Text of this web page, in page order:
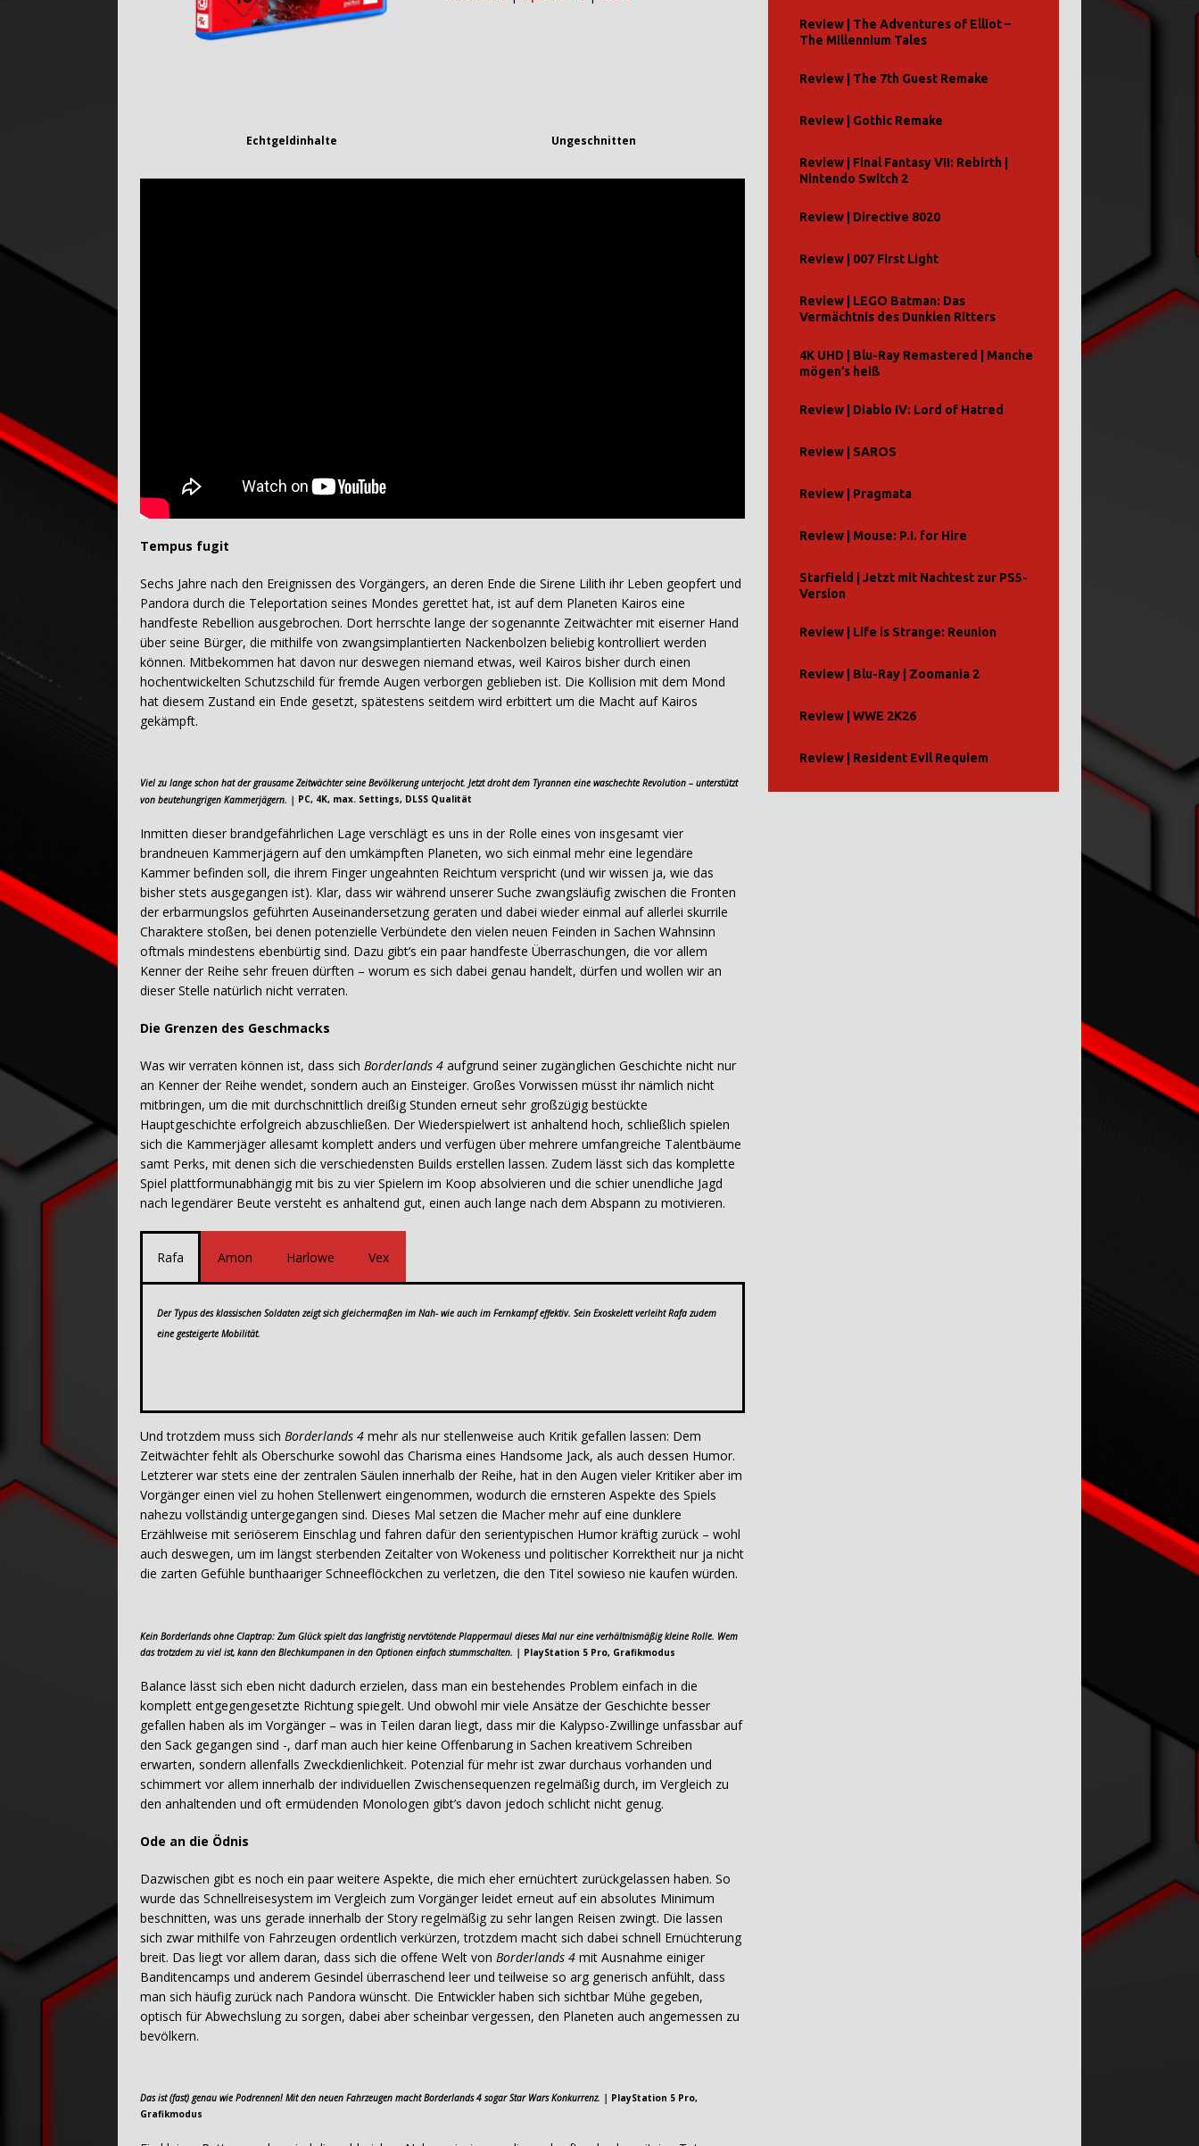
Echtgeldinhalte Ungeschnitten
Tempus fugit
Sechs Jahre nach den Ereignissen des Vorgängers, an deren Ende die Sirene Lilith ihr Leben geopfert und
Pandora durch die Teleportation seines Mondes gerettet hat, ist auf dem Planeten Kairos eine
handfeste Rebellion ausgebrochen. Dort herrschte lange der sogenannte Zeitwächter mit eiserner Hand
über seine Bürger, die mithilfe von zwangsimplantierten Nackenbolzen beliebig kontrolliert werden
können. Mitbekommen hat davon nur deswegen niemand etwas, weil Kairos bisher durch einen
hochentwickelten Schutzschild für fremde Augen verborgen geblieben ist. Die Kollision mit dem Mond
hat diesem Zustand ein Ende gesetzt, spätestens seitdem wird erbittert um die Macht auf Kairos
gekämpft.
Viel zu lange schon hat der grausame Zeitwächter seine Bevölkerung unterjocht. Jetzt droht dem Tyrannen eine waschechte Revolution – unterstützt
von beutehungrigen Kammerjägern. | PC, 4K, max. Settings, DLSS Qualität
Inmitten dieser brandgefährlichen Lage verschlägt es uns in der Rolle eines von insgesamt vier
brandneuen Kammerjägern auf den umkämpften Planeten, wo sich einmal mehr eine legendäre
Kammer befinden soll, die ihrem Finger ungeahnten Reichtum verspricht (und wir wissen ja, wie das
bisher stets ausgegangen ist). Klar, dass wir während unserer Suche zwangsläufig zwischen die Fronten
der erbarmungslos geführten Auseinandersetzung geraten und dabei wieder einmal auf allerlei skurrile
Charaktere stoßen, bei denen potenzielle Verbündete den vielen neuen Feinden in Sachen Wahnsinn
oftmals mindestens ebenbürtig sind. Dazu gibt’s ein paar handfeste Überraschungen, die vor allem
Kenner der Reihe sehr freuen dürften – worum es sich dabei genau handelt, dürfen und wollen wir an
dieser Stelle natürlich nicht verraten.
Die Grenzen des Geschmacks
Was wir verraten können ist, dass sich Borderlands 4 aufgrund seiner zugänglichen Geschichte nicht nur
an Kenner der Reihe wendet, sondern auch an Einsteiger. Großes Vorwissen müsst ihr nämlich nicht
mitbringen, um die mit durchschnittlich dreißig Stunden erneut sehr großzügig bestückte
Hauptgeschichte erfolgreich abzuschließen. Der Wiederspielwert ist anhaltend hoch, schließlich spielen
sich die Kammerjäger allesamt komplett anders und verfügen über mehrere umfangreiche Talentbäume
samt Perks, mit denen sich die verschiedensten Builds erstellen lassen. Zudem lässt sich das komplette
Spiel plattformunabhängig mit bis zu vier Spielern im Koop absolvieren und die schier unendliche Jagd
nach legendärer Beute versteht es anhaltend gut, einen auch lange nach dem Abspann zu motivieren.
Rafa Amon Harlowe Vex
Der Typus des klassischen Soldaten zeigt sich gleichermaßen im Nah- wie auch im Fernkampf effektiv. Sein Exoskelett verleiht Rafa zudem
eine gesteigerte Mobilität.
Und trotzdem muss sich Borderlands 4 mehr als nur stellenweise auch Kritik gefallen lassen: Dem
Zeitwächter fehlt als Oberschurke sowohl das Charisma eines Handsome Jack, als auch dessen Humor.
Letzterer war stets eine der zentralen Säulen innerhalb der Reihe, hat in den Augen vieler Kritiker aber im
Vorgänger einen viel zu hohen Stellenwert eingenommen, wodurch die ernsteren Aspekte des Spiels
nahezu vollständig untergegangen sind. Dieses Mal setzen die Macher mehr auf eine dunklere
Erzählweise mit seriöserem Einschlag und fahren dafür den serientypischen Humor kräftig zurück – wohl
auch deswegen, um im längst sterbenden Zeitalter von Wokeness und politischer Korrektheit nur ja nicht
die zarten Gefühle bunthaariger Schneeflöckchen zu verletzen, die den Titel sowieso nie kaufen würden.
Kein Borderlands ohne Claptrap: Zum Glück spielt das langfristig nervtötende Plappermaul dieses Mal nur eine verhältnismäßig kleine Rolle. Wem
das trotzdem zu viel ist, kann den Blechkumpanen in den Optionen einfach stummschalten. | PlayStation 5 Pro, Grafikmodus
Balance lässt sich eben nicht dadurch erzielen, dass man ein bestehendes Problem einfach in die
komplett entgegengesetzte Richtung spiegelt. Und obwohl mir viele Ansätze der Geschichte besser
gefallen haben als im Vorgänger – was in Teilen daran liegt, dass mir die Kalypso-Zwillinge unfassbar auf
den Sack gegangen sind -, darf man auch hier keine Offenbarung in Sachen kreativem Schreiben
erwarten, sondern allenfalls Zweckdienlichkeit. Potenzial für mehr ist zwar durchaus vorhanden und
schimmert vor allem innerhalb der individuellen Zwischensequenzen regelmäßig durch, im Vergleich zu
den anhaltenden und oft ermüdenden Monologen gibt’s davon jedoch schlicht nicht genug.
Ode an die Ödnis
Dazwischen gibt es noch ein paar weitere Aspekte, die mich eher ernüchtert zurückgelassen haben. So
wurde das Schnellreisesystem im Vergleich zum Vorgänger leidet erneut auf ein absolutes Minimum
beschnitten, was uns gerade innerhalb der Story regelmäßig zu sehr langen Reisen zwingt. Die lassen
sich zwar mithilfe von Fahrzeugen ordentlich verkürzen, trotzdem macht sich dabei schnell Ernüchterung
breit. Das liegt vor allem daran, dass sich die offene Welt von Borderlands 4 mit Ausnahme einiger
Banditencamps und anderem Gesindel überraschend leer und teilweise so arg generisch anfühlt, dass
man sich häufig zurück nach Pandora wünscht. Die Entwickler haben sich sichtbar Mühe gegeben,
optisch für Abwechslung zu sorgen, dabei aber scheinbar vergessen, den Planeten auch angemessen zu
bevölkern.
Das ist (fast) genau wie Podrennen! Mit den neuen Fahrzeugen macht Borderlands 4 sogar Star Wars Konkurrenz. | PlayStation 5 Pro,
Grafikmodus
Review | The Adventures of Elliot –
The Millennium Tales
Review | The 7th Guest Remake
Review | Gothic Remake
Review | Final Fantasy VII: Rebirth |
Nintendo Switch 2
Review | Directive 8020
Review | 007 First Light
Review | LEGO Batman: Das
Vermächtnis des Dunklen Ritters
4K UHD | Blu-Ray Remastered | Manche
mögen’s heiß
Review | Diablo IV: Lord of Hatred
Review | SAROS
Review | Pragmata
Review | Mouse: P.I. for Hire
Starfield | Jetzt mit Nachtest zur PS5-
Version
Review | Life is Strange: Reunion
Review | Blu-Ray | Zoomania 2
Review | WWE 2K26
Review | Resident Evil Requiem